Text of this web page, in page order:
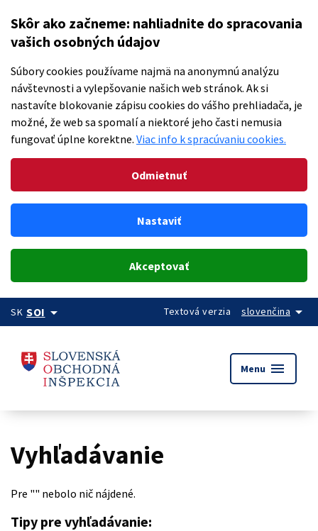
Skôr ako začneme: nahliadnite do spracovania
vašich osobných údajov
Súbory cookies používame najmä na anonymnú analýzu
návštevnosti a vylepšovanie našich web stránok. Ak si
nastavíte blokovanie zápisu cookies do vášho prehliadača, je
možné, že web sa spomalí a niektoré jeho časti nemusia
fungovať úplne korektne. Viac info k spracúvaniu cookies.
Odmietnuť
Nastaviť
Akceptovať
SK SOIarrow_drop_down Textová verzia slovenčina arrow_drop_down
Menu menu
Vyhľadávanie
Pre "" nebolo nič nájdené.
Tipy pre vyhľadávanie: